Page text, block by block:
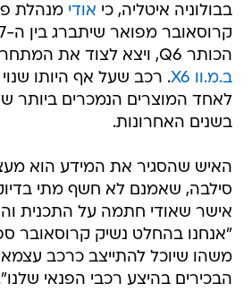
בבולוניה איטליה, כי אודי מנהלת
הכותר Q6, ויצא לצוד את המתחרה הישיר מבוואריה
ב.מ.וו X6
. רכב שעל אף היותו
לאחד המוצרים הנמכרים ביותר
בשנים האחרונות.
האיש שהסגיר את המידע הוא
סילבה, שאמנם לא חשף מתי
אישר שאודי חתמה על התכנית
"אנחנו בהחלט נשיק קרוסאובר
משהו שיוכל להתייצב כרכב
הבכירים בהיצע רכבי הפנאי